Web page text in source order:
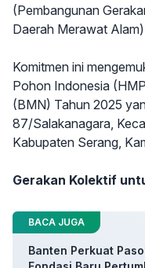
(Pembangunan
Daerah Merawat
Komitmen ini
Pohon Indonesia
(BMN) Tahun 2025
87/Salakanagara,
Kabupaten Serang,
Gerakan Kolektif
BACA JUGA
Banten Perkuat